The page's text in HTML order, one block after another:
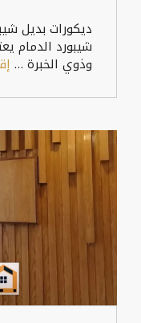
ديكورات بديل
شيبورد الدمام
وذوي الخبرة …